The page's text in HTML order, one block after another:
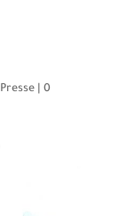
Presse| 0